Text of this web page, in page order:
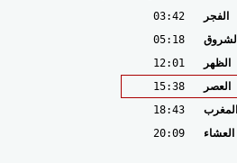
الفجر
03:42
الشروق
05:18
الظهر
12:01
العصر
15:38
المغرب
18:43
العشاء
20:09